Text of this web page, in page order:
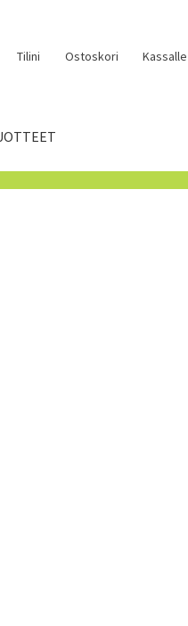
Tilini Ostoskori Kassalle